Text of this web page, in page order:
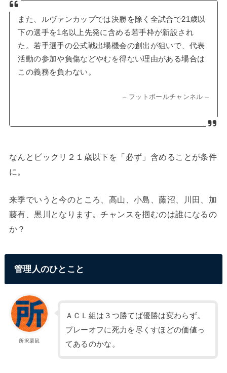
また、ルヴァンカップでは決勝を除く全試合で21歳以
下の選手を1名以上先発に含める若手枠が新設され
た。若手選手の公式戦出場機会の創出が狙いで、代表
活動の参加や負傷などやむを得ない理由がある場合は
この義務を負わない。
– フットボールチャンネル –
なんとビックリ２１歳以下を「必ず」含めることが条件
に。
来季でいうと今のところ、高山、小島、藤沼、川田、加
藤有、黒川となります。チャンスを掴むのは誰になるの
か？
管理人のひとこと
所沢栗鼠
ＡＣＬ組は３つ勝てば優勝は変わらず。
プレーオフに死力を尽くすほどの価値っ
てあるのかな。